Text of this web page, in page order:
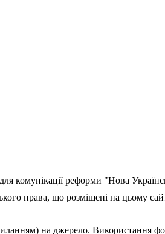
комунікації реформи "Нова
права, що розміщені на цьому
на джерело. Використання